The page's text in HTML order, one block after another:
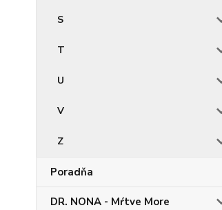
S
T
U
V
Z
Poradňa
DR. NONA - Mŕtve More